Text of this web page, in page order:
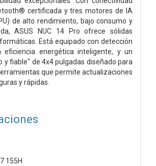
certificada y tres motores de IA
de alto rendimiento, bajo consumo y
ASUS NUC 14 Pro ofrece sólidas
Está equipado con detección
eficiencia energética inteligente, y un
y fiable" de 4x4 pulgadas diseñado para
que permite actualizaciones
y rápidas.
155H